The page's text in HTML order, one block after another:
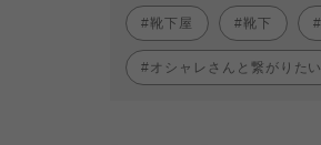
靴下屋 靴下
オシャレさんと繋がりたい